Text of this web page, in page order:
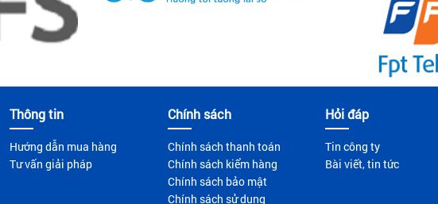
Thông tin
Hướng dẫn mua hàng
Tư vấn giải pháp
Chính sách
Chính sách thanh toán
Chính sách kiểm hàng
Chính sách bảo mật
Chính sách sử dụng
Hỏi đáp
Tin công ty
Bài viết, tin tức